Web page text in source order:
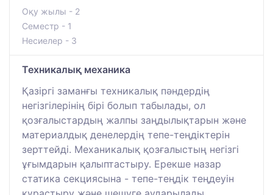
Оқу жылы - 2
Семестр - 1
Несиелер - 3
Техникалық механика
Қазіргі заманғы техникалық пәндердің
негізгілерінің бірі болып табылады, ол
қозғалыстардың жалпы заңдылықтарын және
материалдық денелердің тепе-теңдіктерін
зерттейді. Механикалық қозғалыстың негізгі
ұғымдарын қалыптастыру. Ерекше назар
статика секциясына - тепе-теңдік теңдеуін